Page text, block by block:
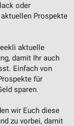
oder
Prospekte
aktuelle
damit Ihr auch
Einfach von
für
sparen.
wir Euch diese
zu vorbei, damit